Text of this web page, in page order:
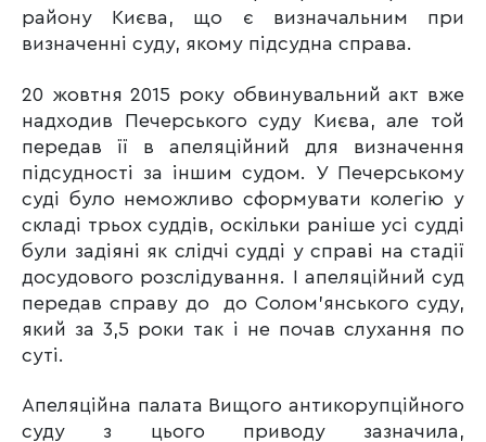
району Києва, що є визначальним при
визначенні суду, якому підсудна справа.
20 жовтня 2015 року обвинувальний акт вже
надходив Печерського суду Києва, але той
передав її в апеляційний для визначення
підсудності за іншим судом. У Печерському
суді було неможливо сформувати колегію у
складі трьох суддів, оскільки раніше усі судді
були задіяні як слідчі судді у справі на стадії
досудового розслідування. І апеляційний суд
передав справу до до Солом’янського суду,
який за 3,5 роки так і не почав слухання по
суті.
Апеляційна палата Вищого антикорупційного
суду з цього приводу зазначила,